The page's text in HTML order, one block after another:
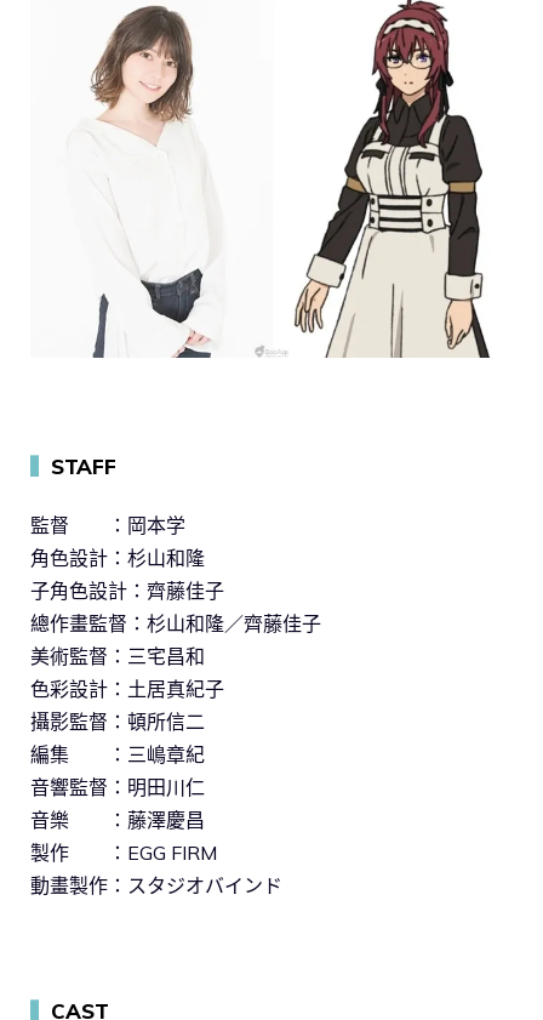
STAFF
監督 ：岡本学
角色設計：杉山和隆
子角色設計：齊藤佳子
總作畫監督：杉山和隆／齊藤佳子
美術監督：三宅昌和
色彩設計：土居真紀子
攝影監督：頓所信二
編集 ：三嶋章紀
音響監督：明田川仁
音樂 ：藤澤慶昌
製作 ：EGG FIRM
動畫製作：スタジオバインド
CAST